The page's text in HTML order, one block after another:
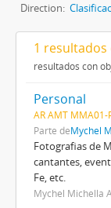
Direction:
1
resultados con
Personal
AR AMT MMA01-
Parte deMychel
Fotografias de
cantantes,
Fe, etc.
Mychel Michella